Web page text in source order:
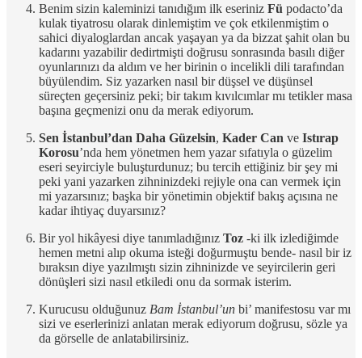
Benim sizin kaleminizi tanıdığım ilk eseriniz Fü podacto’da
kulak tiyatrosu olarak dinlemiştim ve çok etkilenmiştim o
sahici diyaloglardan ancak yaşayan ya da bizzat şahit olan bu
kadarını yazabilir dedirtmişti doğrusu sonrasında basılı diğer
oyunlarınızı da aldım ve her birinin o incelikli dili tarafından
büyülendim. Siz yazarken nasıl bir düşsel ve düşünsel
süreçten geçersiniz peki; bir takım kıvılcımlar mı tetikler masa
başına geçmenizi onu da merak ediyorum.
Sen İstanbul’dan Daha Güzelsin, Kader Can ve Istırap
Korosu’nda hem yönetmen hem yazar sıfatıyla o güzelim
eseri seyirciyle buluşturdunuz; bu tercih ettiğiniz bir şey mi
peki yani yazarken zihninizdeki rejiyle ona can vermek için
mi yazarsınız; başka bir yönetimin objektif bakış açısına ne
kadar ihtiyaç duyarsınız?
Bir yol hikâyesi diye tanımladığınız Toz -ki ilk izlediğimde
hemen metni alıp okuma isteği doğurmuştu bende- nasıl bir iz
bıraksın diye yazılmıştı sizin zihninizde ve seyircilerin geri
dönüşleri sizi nasıl etkiledi onu da sormak isterim.
Kurucusu olduğunuz Bam İstanbul’un bi’ manifestosu var mı
sizi ve eserlerinizi anlatan merak ediyorum doğrusu, sözle ya
da görselle de anlatabilirsiniz.